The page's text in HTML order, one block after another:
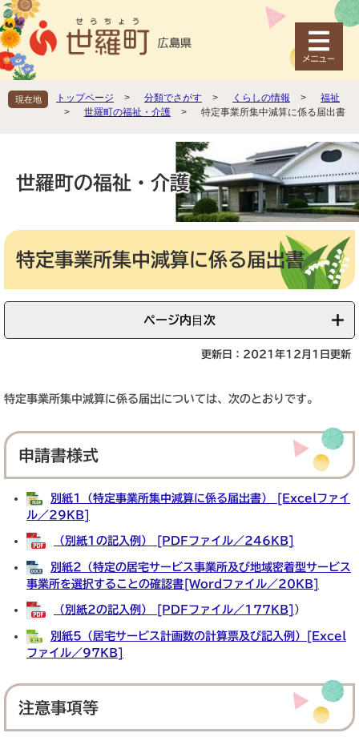
ペ
ー
ジ
の
頭
で
メ
ニ
ュ
ー
飛
ば
現在地 トップページ > 分類でさがす > くらしの情報 >
福祉
>
世羅町の福祉・介護 > 特定事業所集中減算に係る届出書
世羅町の福祉・介護
本
特定事業所集中減算に係る届出書
ページ内目次
更新日：2021年12月1日更新
特定事業所集中減算に係る届出については、次のとおりです。
申請書様式
別紙1（特定事業所集中減算に係る届出書） [Excelファイ
ル／29KB]
（別紙1の記入例） [PDFファイル／246KB]
別紙2（特定の居宅サービス事業所及び地域密着型サービス
事業所を選択することの確認書[Wordファイル／20KB]
（別紙2の記入例） [PDFファイル／177KB] ）
別紙5（居宅サービス計画数の計算票及び記入例）[Excel
ファイル／97KB]
注意事項等